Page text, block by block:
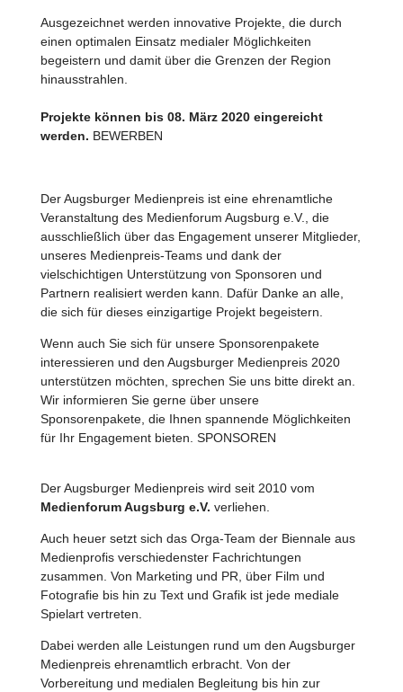
Ausgezeichnet werden innovative Projekte, die durch
einen optimalen Einsatz medialer Möglichkeiten
begeistern und damit über die Grenzen der Region
hinausstrahlen.
Projekte können bis 08. März 2020 eingereicht
werden. BEWERBEN
Der Augsburger Medienpreis ist eine ehrenamtliche
Veranstaltung des Medienforum Augsburg e.V., die
ausschließlich über das Engagement unserer Mitglieder,
unseres Medienpreis-Teams und dank der
vielschichtigen Unterstützung von Sponsoren und
Partnern realisiert werden kann. Dafür Danke an alle,
die sich für dieses einzigartige Projekt begeistern.
Wenn auch Sie sich für unsere Sponsorenpakete
interessieren und den Augsburger Medienpreis 2020
unterstützen möchten, sprechen Sie uns bitte direkt an.
Wir informieren Sie gerne über unsere
Sponsorenpakete, die Ihnen spannende Möglichkeiten
für Ihr Engagement bieten. SPONSOREN
Der Augsburger Medienpreis wird seit 2010 vom
Medienforum Augsburg e.V. verliehen.
Auch heuer setzt sich das Orga-Team der Biennale aus
Medienprofis verschiedenster Fachrichtungen
zusammen. Von Marketing und PR, über Film und
Fotografie bis hin zu Text und Grafik ist jede mediale
Spielart vertreten.
Dabei werden alle Leistungen rund um den Augsburger
Medienpreis ehrenamtlich erbracht. Von der
Vorbereitung und medialen Begleitung bis hin zur